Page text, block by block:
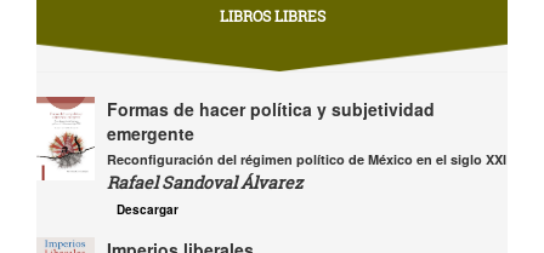
LIBROS LIBRES
Formas de hacer política y subjetividad
emergente
Reconfiguración del régimen político de México en el siglo XXI
Rafael Sandoval Álvarez
Descargar